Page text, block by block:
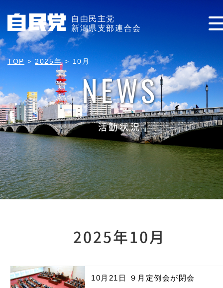
自由民主党
新潟県支部連合会
TOP > 2025年> 10月
NEWS
活動状況
2025年10月
10月21日 ９月定例会が閉会